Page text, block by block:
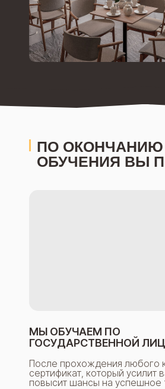
После прохождения любого
сертификат, который усилит
повысит шансы на успешное
МЫ ОБУЧАЕМ ПО
ГОСУДАРСТВЕННОЙ
ПО ОКОНЧАНИЮ
ОБУЧЕНИЯ ВЫ